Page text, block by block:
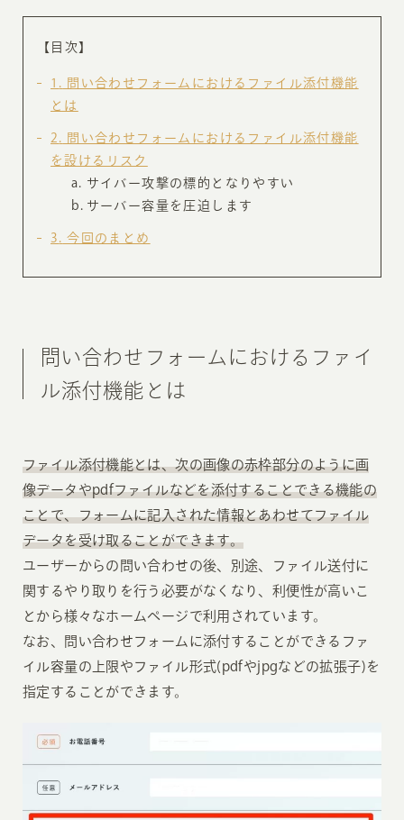
【目次】
1
問い合わせフォームにおけるファイル添付機能
とは
2
問い合わせフォームにおけるファイル添付機能
を設けるリスク
サイバー攻撃の標的となりやすい
サーバー容量を圧迫します
3 今回のまとめ
問い合わせフォームにおけるファイ
ル添付機能とは
ファイル添付機能とは、次の画像の赤枠部分のように画
像データやpdfファイルなどを添付することできる機能の
ことで、フォームに記入された情報とあわせてファイル
データを受け取ることができます。
ユーザーからの問い合わせの後、別途、ファイル送付に
関するやり取りを行う必要がなくなり、利便性が高いこ
とから様々なホームページで利用されています。
なお、問い合わせフォームに添付することができるファ
イル容量の上限やファイル形式(pdfやjpgなどの拡張子)を
指定することができます。